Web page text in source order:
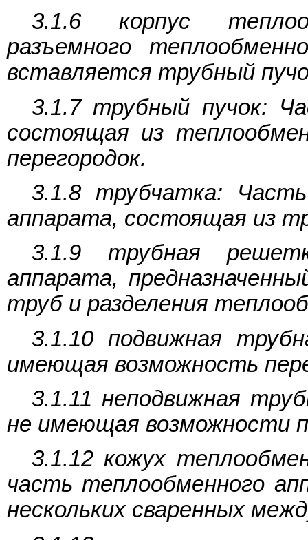
3.1.6 корпус
разъемного
вставляется трубный
3.1.7 трубный пучок:
состоящая из
перегородок.
3.1.8 трубчатка:
аппарата, состоящая из
3.1.9 трубная
аппарата,
труб и разделения
3.1.10 подвижная
имеющая возможность
3.1.11 неподвижная
не имеющая возможности
3.1.12 кожух
часть теплообменного
нескольких сваренных